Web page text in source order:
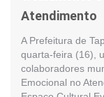
Atendimento
A Prefeitura de
quarta-feira (16),
colaboradores
Emocional no